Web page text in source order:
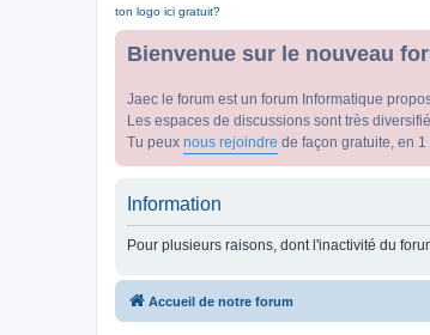
ton logo ici gratuit?
Bienvenue sur le nouveau
Jaec le forum est un forum Informatique
Les espaces de discussions sont très
Tu peux nous rejoindre de façon gratuite, en 1
Information
Pour plusieurs raisons, dont l'inactivité du
Accueil de notre forum